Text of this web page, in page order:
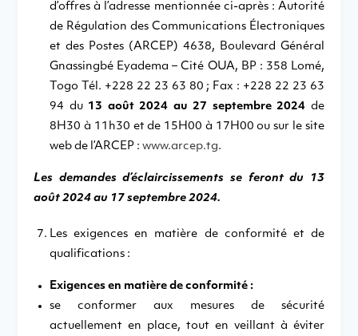
d’offres à l’adresse mentionnée ci-après : Autorité
de Régulation des Communications Électroniques
et des Postes (ARCEP) 4638, Boulevard Général
Gnassingbé Eyadema – Cité OUA, BP : 358 Lomé,
Togo Tél. +228 22 23 63 80 ; Fax : +228 22 23 63
94 du 13 août 2024 au 27 septembre 2024 de
8H30 à 11h30 et de 15H00 à 17H00 ou sur le site
web de l’ARCEP :www.arcep.tg.
Les demandes d’éclaircissements se feront du 13
août 2024 au 17 septembre 2024.
Les exigences en matière de conformité et de
qualifications :
Exigences en matière de conformité :
se conformer aux mesures de sécurité
actuellement en place, tout en veillant à éviter